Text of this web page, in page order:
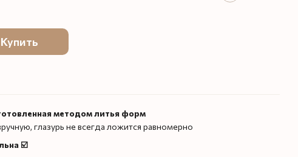
Купить
методом литья форм
глазурь не всегда ложится равномерно
☑️